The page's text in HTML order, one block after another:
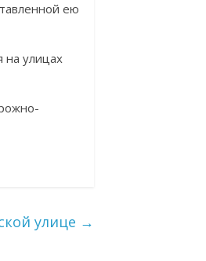
ею
на улицах
улице →